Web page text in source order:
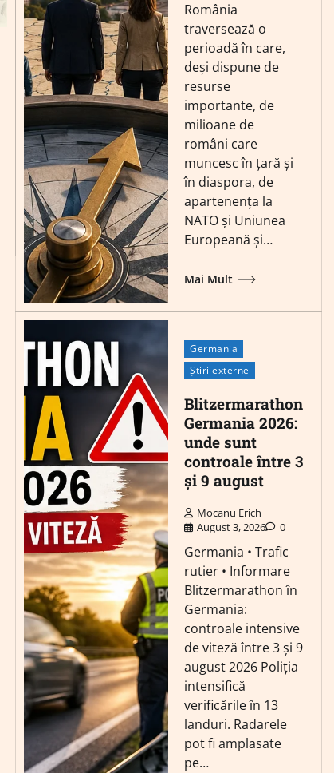
România
traversează o
perioadă în care,
deși dispune de
resurse
importante, de
milioane de
români care
muncesc în țară și
în diaspora, de
apartenența la
NATO și Uniunea
Europeană și…
Mai Mult
Germania
Știri externe
Blitzermarathon
Germania 2026:
unde sunt
controale între 3
și 9 august
Mocanu Erich
August 3, 2026
0
Germania • Trafic
rutier • Informare
Blitzermarathon în
Germania:
controale intensive
de viteză între 3 și 9
august 2026 Poliția
intensifică
verificările în 13
landuri. Radarele
pot fi amplasate
pe…